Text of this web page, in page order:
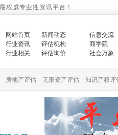
权威专业性资讯平台！
网站首页
新闻动态
行业资讯
评估机构
行业相关
评估询价
信息交流
商学院
社会万象
房地产评估 无形资产评估 知识产权评